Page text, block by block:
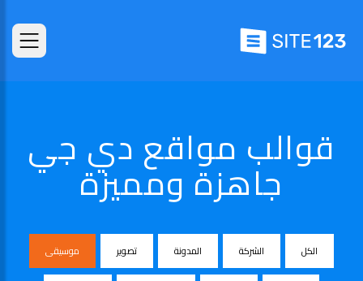
قوالب مواقع دي جي
جاهزة ومميزة
الكل الشركة المدونة تصوير موسيقى